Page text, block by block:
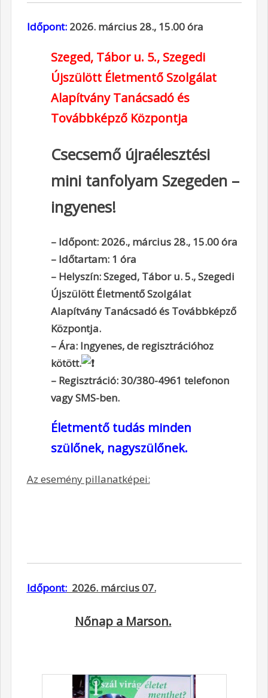
Időpont:2026. március 28., 15.00 óra
Szeged, Tábor u. 5., Szegedi
Újszülött Életmentő Szolgálat
Alapítvány Tanácsadó és
Továbbképző Központja
Csecsemő újraélesztési
mini tanfolyam Szegeden –
ingyenes!
– Időpont: 2026., március 28., 15.00 óra
– Időtartam: 1 óra
– Helyszín: Szeged, Tábor u. 5., Szegedi
Újszülött Életmentő Szolgálat
Alapítvány Tanácsadó és Továbbképző
Központja.
– Ára: Ingyenes, de regisztrációhoz
kötött.
– Regisztráció: 30/380-4961 telefonon
vagy SMS-ben.
Életmentő tudás minden
szülőnek, nagyszülőnek.
Az esemény pillanatképei:
Időpont:2026. március 07.
Nőnap a Marson.